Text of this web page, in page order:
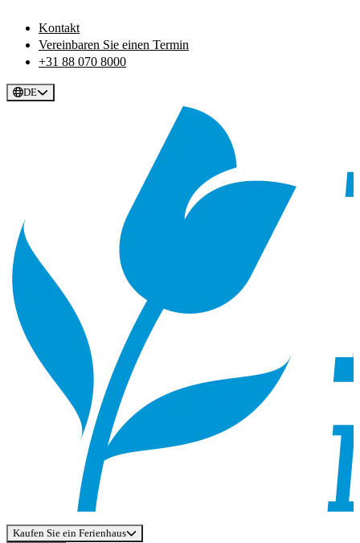
Kontakt
Vereinbaren Sie einen Termin
+31 88 070 8000
DE
Kaufen Sie ein Ferienhaus